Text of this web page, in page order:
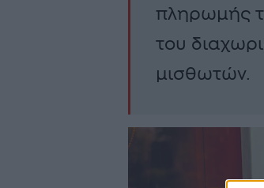
πληρωμής
του
μισθωτών.